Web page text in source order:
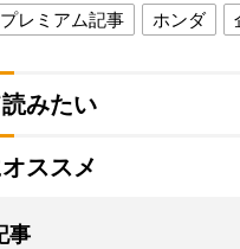
プレミアム記事 ホンダ
みたい
ススメ
事